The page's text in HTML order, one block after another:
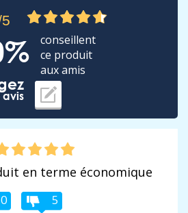
conseillent
ce produit
aux amis
avis
en terme économique
5